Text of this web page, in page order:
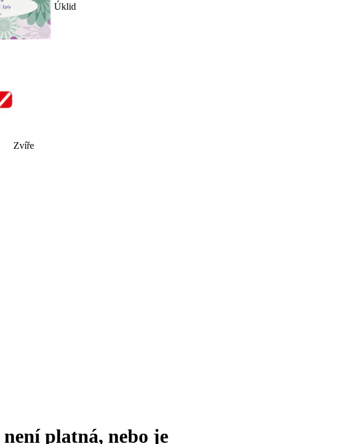
Úklid
Zvíře
platná, nebo je